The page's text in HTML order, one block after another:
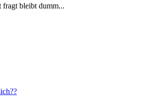
fragt bleibt dumm...